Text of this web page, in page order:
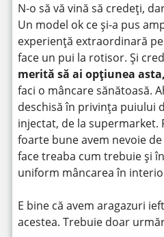
N-o să vă vină să credeți,
Un model ok ce și-a pus
experiență extraordinară
face un pui la rotisor. Și
merită să ai opțiunea asta,
faci o mâncare sănătoasă.
deschisă în privința puiului
injectat, de la supermarket.
foarte bune avem nevoie
face treaba cum trebuie și
uniform mâncarea în
E bine că avem aragazuri
acestea. Trebuie doar